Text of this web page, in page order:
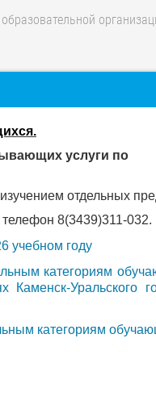
услуги по
отдельных
8(3439)311-032.
учебном году
категориям
Уральского
категориям